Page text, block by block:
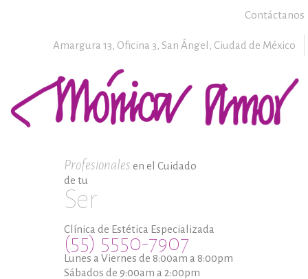
Contáctanos
Amargura 13, Oficina 3, San Ángel, Ciudad de México
Profesionales en el Cuidado
de tu
Ser
Clínica de Estética Especializada
(55) 5550-7907
Lunes a Viernes de 8:00am a 8:00pm
Sábados de 9:00am a 2:00pm